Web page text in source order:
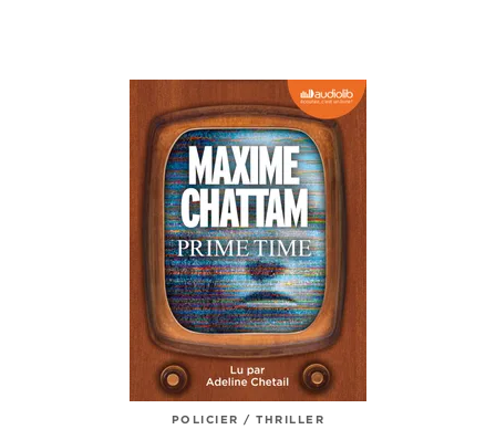
POLICIER / THRILLER